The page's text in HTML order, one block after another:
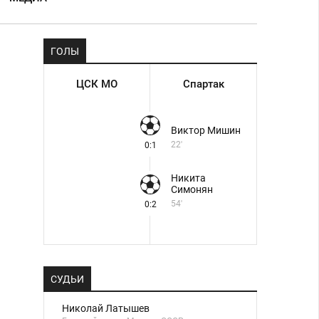
ГОЛЫ
ЦСК МО Спартак
0:1
Виктор Мишин
22'
0:2
Никита
Симонян
54'
СУДЬИ
Николай Латышев